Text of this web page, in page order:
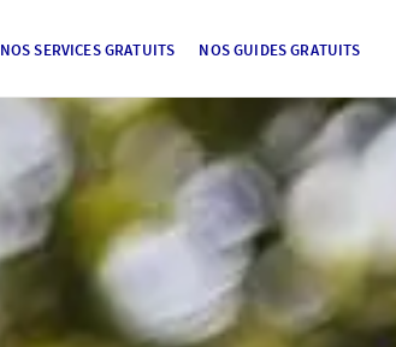
NOS SERVICES GRATUITS NOS GUIDES GRATUITS